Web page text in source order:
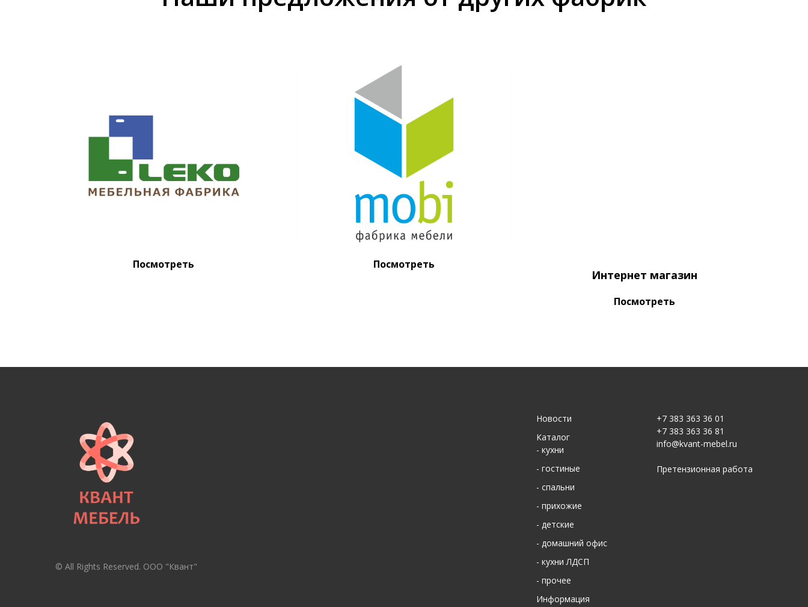
Посмотреть Посмотреть
Интернет магазин
Посмотреть
© All Rights Reserved. ООО "Квант"
Новости
Каталог
- кухни
- гостиные
- спальни
- прихожие
- детские
- домашний офис
- кухни ЛДСП
- прочее
Информация
+7 383 363 36 01
+7 383 363 36 81
info@kvant-mebel.ru
Претензионная работа